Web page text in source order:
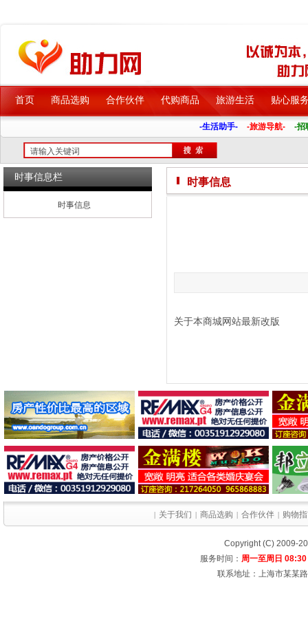
首页 商品选购 合作伙伴 代购商品 旅游生活 贴心服
-生活助手- -旅游导航- -招
时事信息栏
时事信息
关于本商城网站最新改版
时事信息
Copyright (C) 2009-
服务时间： 周一至周日
联系地址：上海市某某
| 关于我们 | 商品选购 | 合作伙伴 | 购物